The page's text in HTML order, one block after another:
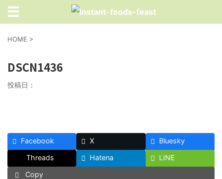
HOME >
DSCN1436
投稿日：
Facebook X
Bluesky
Threads
Hatena
LINE
Copy